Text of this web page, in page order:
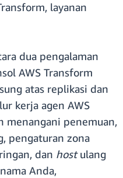
layanan
dua pengalaman
AWS Transform
atas replikasi dan
kerja agen AWS
menangani penemuan,
pengaturan zona
dan hostulang
Anda,